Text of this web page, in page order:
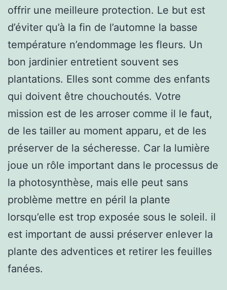
offrir une meilleure protection. Le but est
d’éviter qu’à la fin de l’automne la basse
température n’endommage les fleurs. Un
bon jardinier entretient souvent ses
plantations. Elles sont comme des enfants
qui doivent être chouchoutés. Votre
mission est de les arroser comme il le faut,
de les tailler au moment apparu, et de les
préserver de la sécheresse. Car la lumière
joue un rôle important dans le processus de
la photosynthèse, mais elle peut sans
problème mettre en péril la plante
lorsqu’elle est trop exposée sous le soleil. il
est important de aussi préserver enlever la
plante des adventices et retirer les feuilles
fanées.